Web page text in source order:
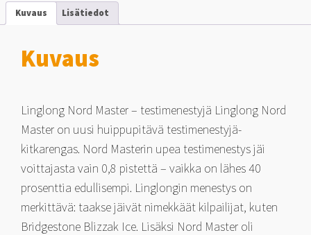
määrä
Kuvaus Lisätiedot
Kuvaus
Linglong Nord Master – testimenestyjä Linglong Nord
Master on uusi huippupitävä testimenestyjä-
kitkarengas. Nord Masterin upea testimenestys jäi
voittajasta vain 0,8 pistettä – vaikka on lähes 40
prosenttia edullisempi. Linglongin menestys on
merkittävä: taakse jäivät nimekkäät kilpailijat, kuten
Bridgestone Blizzak Ice. Lisäksi Nord Master oli